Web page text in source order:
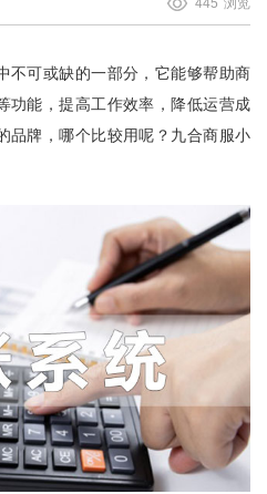
不可或缺的一部分，它能够帮助商
功能，提高工作效率，降低运营成
品牌，哪个比较用呢？ 九合商服小